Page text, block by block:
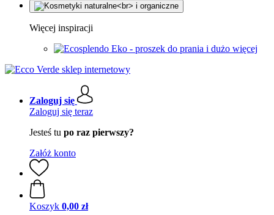
Więcej inspiracji
Eko - proszek do prania i dużo więcej
Zaloguj się
Zaloguj się teraz
Jesteś tu po raz pierwszy?
Załóż konto
Koszyk 0,00 zł